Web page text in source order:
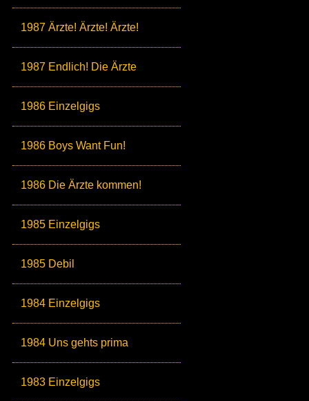
1987 Ärzte! Ärzte! Ärzte!
1987 Endlich! Die Ärzte
1986 Einzelgigs
1986 Boys Want Fun!
1986 Die Ärzte kommen!
1985 Einzelgigs
1985 Debil
1984 Einzelgigs
1984 Uns gehts prima
1983 Einzelgigs